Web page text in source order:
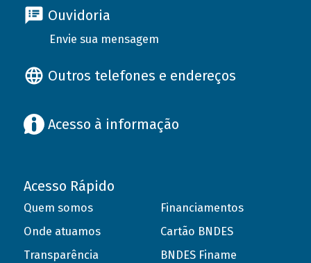
Ouvidoria
Envie sua mensagem
Outros telefones e endereços
Acesso à informação
Acesso Rápido
Quem somos
Onde atuamos
Transparência
Financiamentos
Cartão BNDES
BNDES Finame